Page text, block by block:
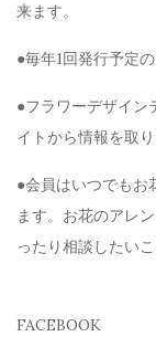
来ます。
●毎年1回発行予定
●フラワーデザイン
イトから情報を取
●会員はいつでもお
ます。お花のアレ
ったり相談したい
FACEBOOK